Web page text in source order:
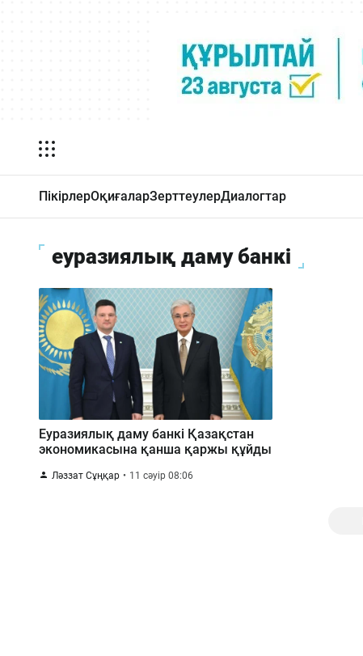
ПікірлерОқиғаларЗерттеулерДиалогтар
еуразиялық даму банкі
Еуразиялық даму банкі Қазақстан
экономикасына қанша қаржы құйды
Ләззат Сұңқар 11 сәуір 08:06